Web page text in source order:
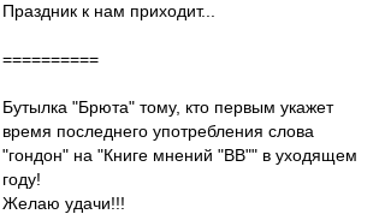
Праздник к нам приходит...
==========
Бутылка "Брюта" тому, кто первым укажет
время последнего употребления слова
"гондон" на "Книге мнений "ВВ"" в уходящем
году!
Желаю удачи!!!